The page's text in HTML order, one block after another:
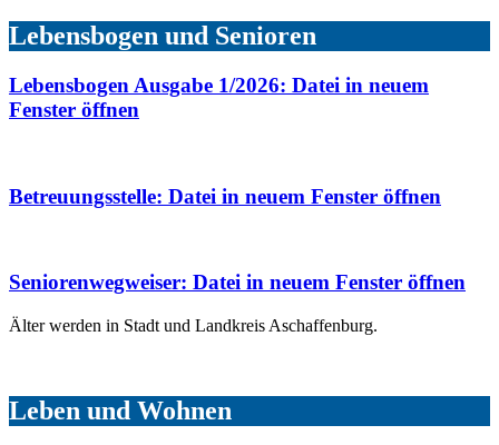
Lebensbogen und Senioren
Lebensbogen Ausgabe 1/2026: Datei in neuem
Fenster öffnen
Betreuungsstelle: Datei in neuem Fenster öffnen
Seniorenwegweiser: Datei in neuem Fenster öffnen
Älter werden in Stadt und Landkreis Aschaffenburg.
Leben und Wohnen